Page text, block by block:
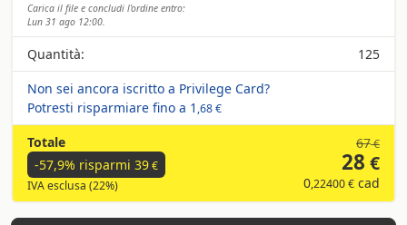
Carica il file e concludi l'ordine entro:
Lun 31 ago 12:00.
Quantità:
125
Non sei ancora iscritto a Privilege Card?
Potresti risparmiare fino a 1 ,68 €
Totale
-57,9% risparmi 39€
IVA esclusa (22%)
67€
28 €
0,22400 € cad